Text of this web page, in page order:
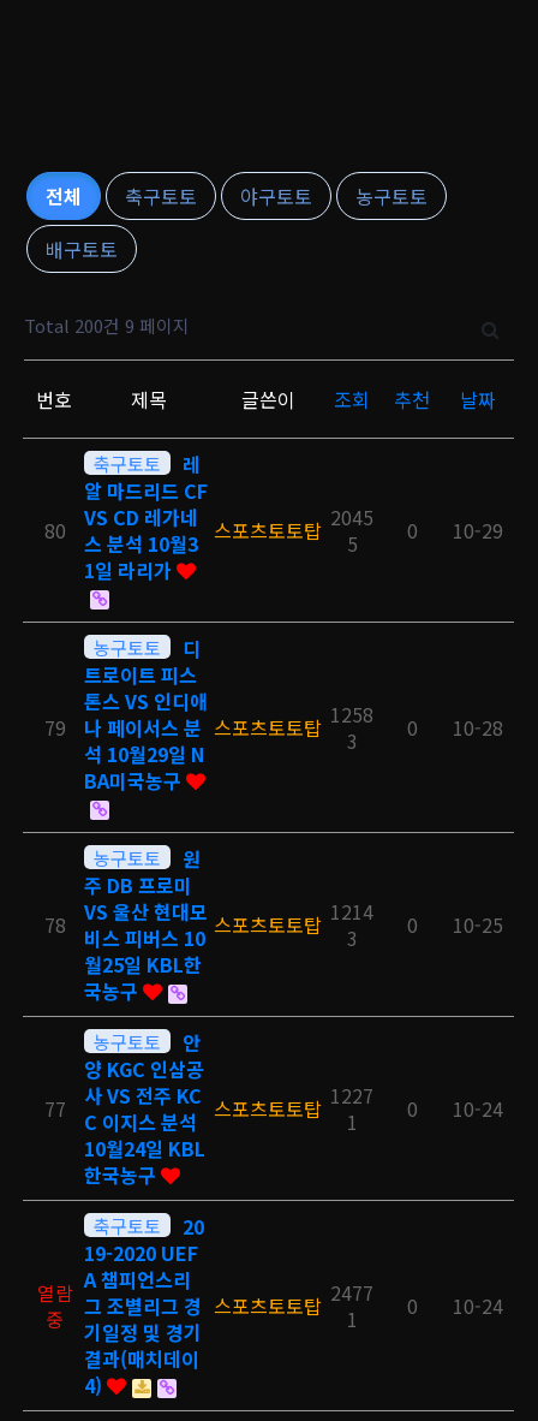
전체 축구토토 야구토토
농구토토
배구토토
Total 200건 9 페이지
번호 제목 글쓴이 조회 추천 날짜
80
축구토토
레
알 마드리드 CF
VS CD 레가네
스 분석 10월3
1일 라리가
스포츠토토탑 2045
5
0 10-29
79
농구토토
디
트로이트 피스
톤스 VS 인디애
나 페이서스 분
석 10월29일 N
BA미국농구
스포츠토토탑 1258
3
0 10-28
78
농구토토
원
주 DB 프로미
VS 울산 현대모
비스 피버스 10
월25일 KBL한
국농구
스포츠토토탑 1214
3
0 10-25
77
농구토토
안
양 KGC 인삼공
사 VS 전주 KC
C 이지스 분석
10월24일 KBL
한국농구
스포츠토토탑 1227
1
0 10-24
열람
중
축구토토
20
19-2020 UEF
A 챔피언스리
그 조별리그 경
기일정 및 경기
결과(매치데이
4)
스포츠토토탑 2477
1
0 10-24